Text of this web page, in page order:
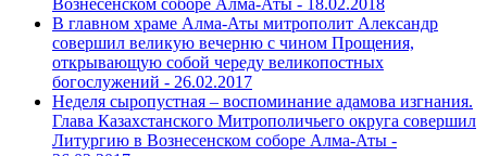
Вознесенском соборе Алма-Аты - 18.02.2018
В главном храме Алма-Аты митрополит Александр
совершил великую вечерню с чином Прощения,
открывающую собой череду великопостных
богослужений - 26.02.2017
Неделя сыропустная – воспоминание адамова изгнания.
Глава Казахстанского Митрополичьего округа совершил
Литургию в Вознесенском соборе Алма-Аты -